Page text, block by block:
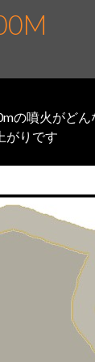
の噴火がど
がりです